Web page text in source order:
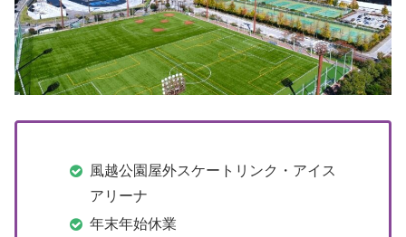
風越公園屋外スケートリンク・アイス
アリーナ
年末年始休業